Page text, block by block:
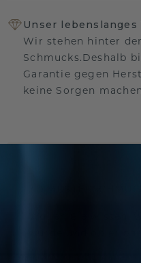
Unser lebenslanges
Wir stehen hinter
Schmucks.Deshalb
Garantie gegen
keine Sorgen
Wollen Sie wissen,
würde und ob er